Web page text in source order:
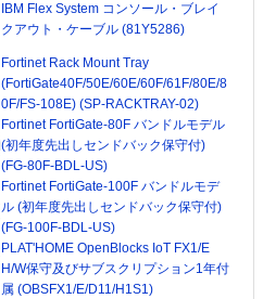
IBM Flex System コンソール・ブレイ
クアウト・ケーブル (81Y5286)
Fortinet Rack Mount Tray
(FortiGate40F/50E/60E/60F/61F/80E/8
0F/FS-108E) (SP-RACKTRAY-02)
Fortinet FortiGate-80F バンドルモデル
(初年度先出しセンドバック保守付)
(FG-80F-BDL-US)
Fortinet FortiGate-100F バンドルモデ
ル (初年度先出しセンドバック保守付)
(FG-100F-BDL-US)
PLAT'HOME OpenBlocks IoT FX1/E
H/W保守及びサブスクリプション1年付
属 (OBSFX1/E/D11/H1S1)